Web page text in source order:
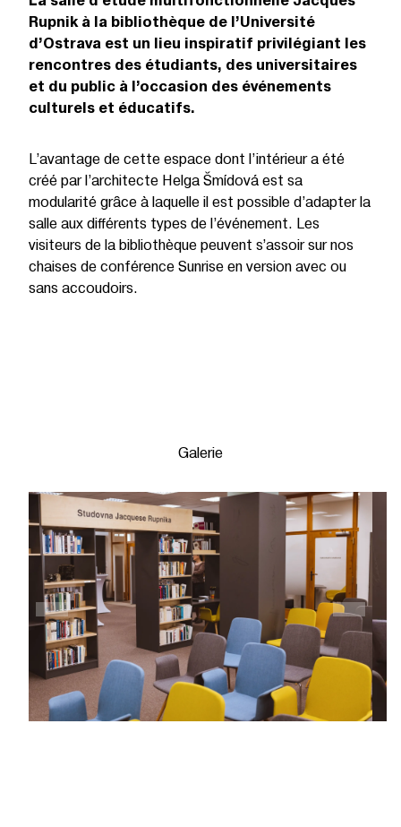
Rupnik à la bibliothèque de l’Université
d’Ostrava est un lieu inspiratif privilégiant les
rencontres des étudiants, des universitaires
et du public à l’occasion des événements
culturels et éducatifs.
L’avantage de cette espace dont l’intérieur a été
créé par l’architecte Helga Šmídová est sa
modularité grâce à laquelle il est possible d’adapter la
salle aux différents types de l’événement. Les
visiteurs de la bibliothèque peuvent s’assoir sur nos
chaises de conférence Sunrise en version avec ou
sans accoudoirs.
Galerie